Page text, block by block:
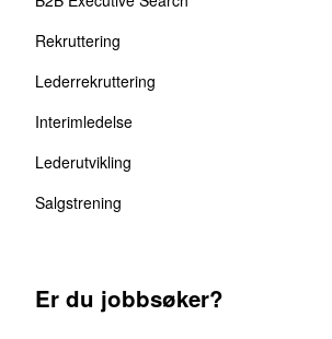
Rekruttering
Lederrekruttering
Interimledelse
Lederutvikling
Salgstrening
Er du jobbsøker?